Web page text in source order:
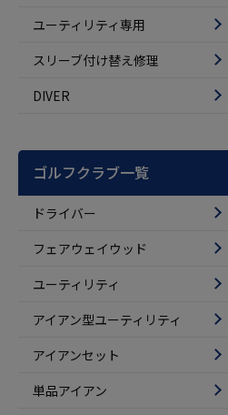
ユーティリティ専用
スリーブ付け替え修理
DIVER
ゴルフクラブ一覧
ドライバー
フェアウェイウッド
ユーティリティ
アイアン型ユーティリティ
アイアンセット
単品アイアン